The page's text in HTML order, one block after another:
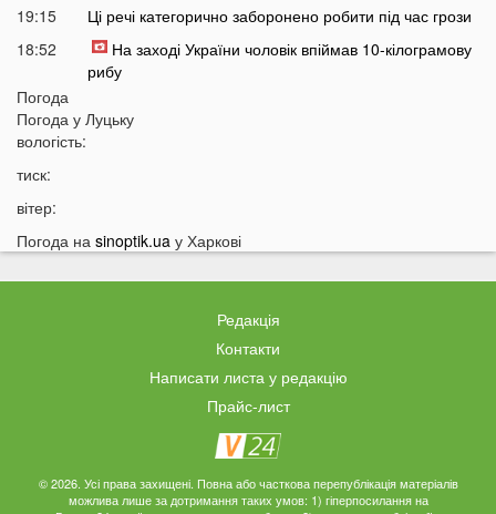
19:15
Ці речі категорично заборонено робити під час грози
18:52
На заході України чоловік впіймав 10-кілограмову
рибу
18:28
на картку, але є важлива умова
17:53
України
На Волині жінка під час сварки вдарила чоловіка
ножем: чим усе закінчилося
Стало відомо, чи накриє Волинь негода найближчим
До Луцька «на щиті» повернеться 43-річний Герой
у чому причина
Погода
Погода у Луцьку
вологість:
тиск:
вітер:
Погода на sinoptik.ua у Харкові
Редакція
Контакти
Написати листа у редакцію
Прайс-лист
© 2026. Усі права захищені. Повна або часткова перепублікація матеріалів
можлива лише за дотримання таких умов: 1) гіперпосилання на